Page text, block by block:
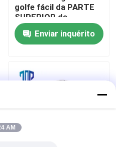
de golfe
de golfe
golfe fácil da PARTE
SUPERIOR da
instalação 23X10.5-
14
Enviar inquérito
AM